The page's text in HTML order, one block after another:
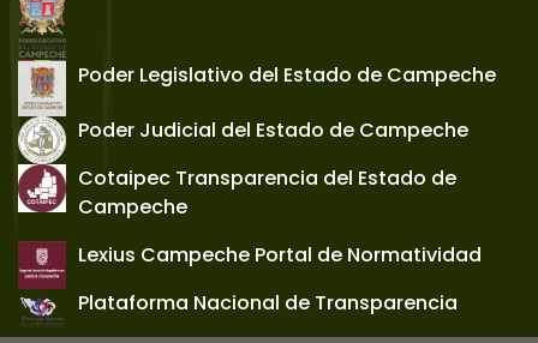
Poder Legislativo del Estado de Campeche
Poder Judicial del Estado de Campeche
Cotaipec Transparencia del Estado de
Campeche
Lexius Campeche Portal de Normatividad
Plataforma Nacional de Transparencia